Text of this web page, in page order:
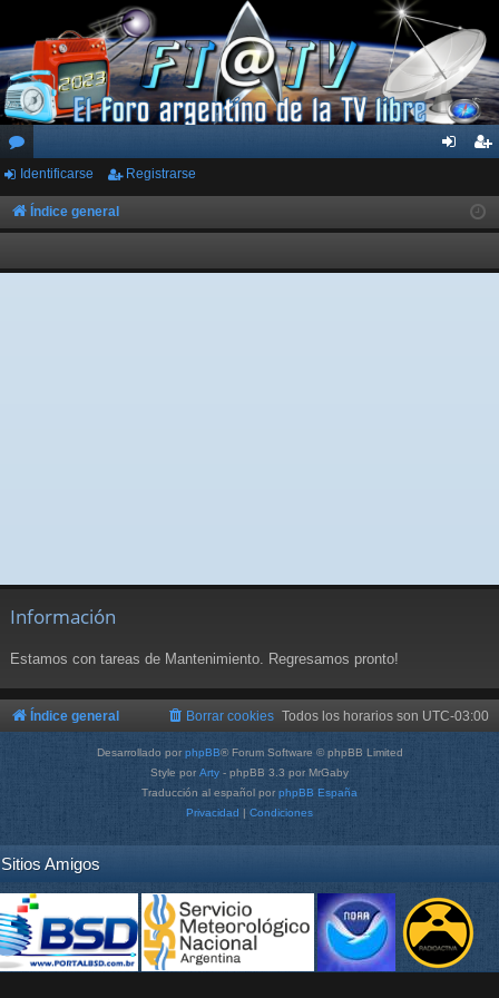
or
os
ar
ist
rs
Identificarse Registrarse
Índice general
Información
Estamos con tareas de Mantenimiento. Regresamos pronto!
Índice general Todos los horarios son UTC-03:00
Borrar cookies
Desarrollado por phpBB® Forum Software © phpBB Limited
Style por Arty - phpBB 3.3 por MrGaby
Traducción al español por phpBB España
Privacidad | Condiciones
Sitios Amigos